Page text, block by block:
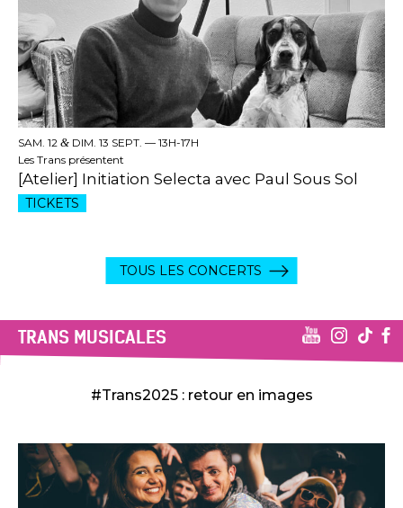
SAM. 12 & DIM. 13 SEPT. — 13H-17H
Les Trans présentent
[Atelier] Initiation Selecta avec Paul Sous Sol
TICKETS
TOUS LES CONCERTS
TRANS MUSICALES
#Trans2025 : retour en images